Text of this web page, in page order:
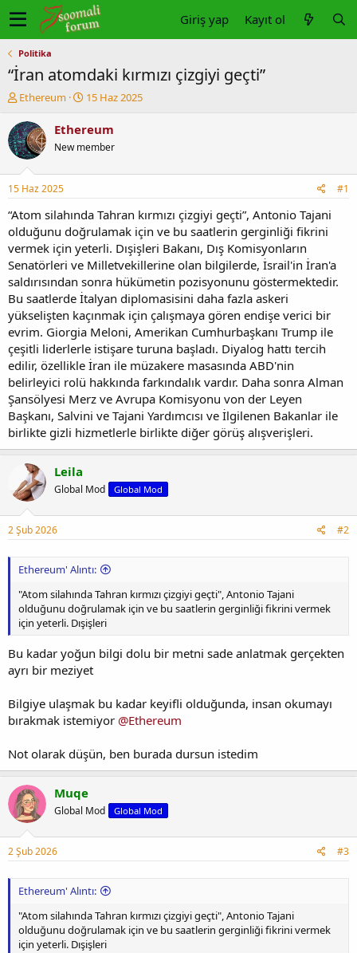
Giriş yap Kayıt ol
Politika
“İran atomdaki kırmızı çizgiyi geçti”
K
n
u
y
b
a
ş
a
t
a
n
Ethereum
B
ş
a
ç
a
r
h
i
15 Haz 2025
Ethereum
New member
15 Haz 2025 #1
“Atom silahında Tahran kırmızı çizgiyi geçti”, Antonio Tajani
olduğunu doğrulamak için ve bu saatlerin gerginliği fikrini
vermek için yeterli. Dışişleri Bakanı, Dış Komisyonların
Senatörleri ve Milletvekillerine olan bilgilerde, İsrail'in İran'a
saldırısından sonra hükümetin pozisyonunu göstermektedir.
Bu saatlerde İtalyan diplomasisini daha fazla askeri
yükselişten kaçınmak için çalışmaya gören endişe verici bir
evrim. Giorgia Meloni, Amerikan Cumhurbaşkanı Trump ile
çeşitli liderlerle istişare turuna başladı. Diyalog hattı tercih
edilir, özellikle İran ile müzakere masasında ABD'nin
belirleyici rolü hakkında farkındalık vardır. Daha sonra Alman
Şansölyesi Merz ve Avrupa Komisyonu von der Leyen
Başkanı, Salvini ve Tajani Yardımcısı ve İlgilenen Bakanlar ile
birlikte gizli hizmetlerle birlikte diğer görüş alışverişleri.
Leila
Global Mod Global Mod
2 Şub 2026 #2
Ethereum' Alıntı:
"Atom silahında Tahran kırmızı çizgiyi geçti", Antonio Tajani
olduğunu doğrulamak için ve bu saatlerin gerginliği fikrini vermek
için yeterli. Dışişleri
Bu kadar yoğun bilgi dolu bir metni sade anlatmak gerçekten
ayrı bir meziyet
Bilgiye ulaşmak bu kadar keyifli olduğunda, insan okumayı
bırakmak istemiyor @Ethereum
Not olarak düşün, ben burada dursun istedim
Muqe
Global Mod Global Mod
2 Şub 2026 #3
Ethereum' Alıntı:
"Atom silahında Tahran kırmızı çizgiyi geçti", Antonio Tajani
olduğunu doğrulamak için ve bu saatlerin gerginliği fikrini vermek
için yeterli. Dışişleri